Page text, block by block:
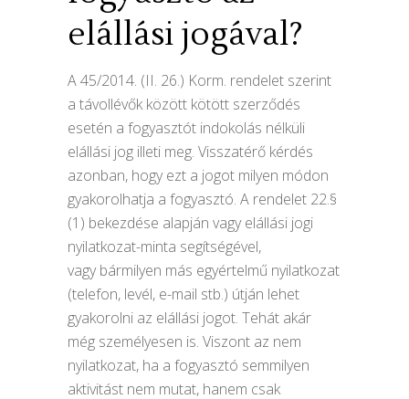
elállási jogával?
A 45/2014. (II. 26.) Korm. rendelet szerint
a távollévők között kötött szerződés
esetén a fogyasztót indokolás nélküli
elállási jog illeti meg. Visszatérő kérdés
azonban, hogy ezt a jogot milyen módon
gyakorolhatja a fogyasztó. A rendelet 22.§
(1) bekezdése alapján vagy elállási jogi
nyilatkozat-minta segítségével,
vagy bármilyen más egyértelmű nyilatkozat
(telefon, levél, e-mail stb.) útján lehet
gyakorolni az elállási jogot. Tehát akár
még személyesen is. Viszont az nem
nyilatkozat, ha a fogyasztó semmilyen
aktivitást nem mutat, hanem csak